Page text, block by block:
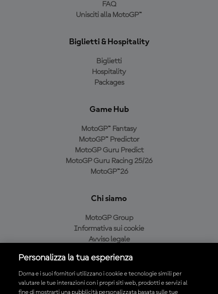
FAQ
Unisciti alla MotoGP™
Biglietti & Hospitality
Biglietti
Hospitality
Packages
Game Hub
MotoGP™ Fantasy
MotoGP™ Predictor
MotoGP Guru Predict
MotoGP Guru Racing 25/26
MotoGP™26
Chi siamo
MotoGP Group
Informativa sui cookie
Avviso legale
Condizioni di acquisto
Personalizza la tua esperienza
Dorna e i suoi fornitori utilizzano i cookie e tecnologie simili per
valutare le tue interazioni con i propri siti web, prodotti e servizi al
fine di mostrarti una pubblicità personalizzata basata sulle tue